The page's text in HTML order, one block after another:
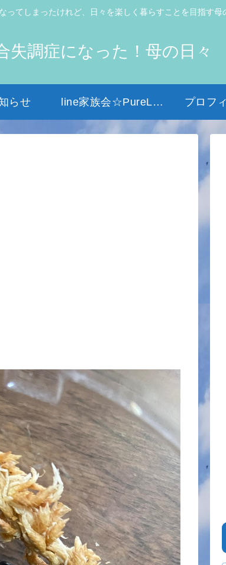
ってしまったけれど、日々を楽しく暮らすことを目指す母
失調症になった！母の日々
らせ line家族会☆PureLight☆ プロフ